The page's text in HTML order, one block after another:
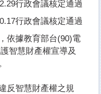
行政會議核定通過
行政會議核定通過
依據教育部台(90)電
智慧財產權宣導及
反智慧財產權之規